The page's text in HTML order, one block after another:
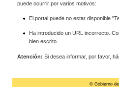
puede ocurrir por varios motivos:
El portal puede no estar disponible
Ha introducido un URL incorrecto.
bien escrito.
Atención: Si desea informar, por favor,
© Gobierno